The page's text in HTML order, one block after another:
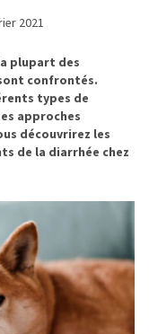
2021
plupart des
confrontés.
types de
approches
découvrirez les
de la diarrhée chez